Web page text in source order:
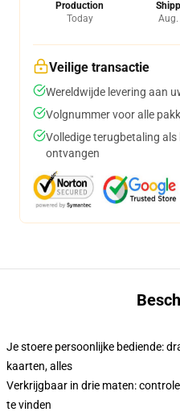
Production
Today
Aug.
Veilige transactie
Wereldwijde levering aan
Volgnummer voor alle
Volledige terugbetaling
ontvangen
Je stoere persoonlijke bediende:
kaarten, alles
Verkrijgbaar in drie maten:
te vinden